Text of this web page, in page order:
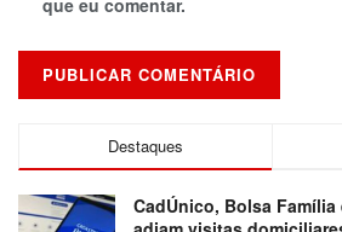
Destaques
CadÚnico, Bolsa